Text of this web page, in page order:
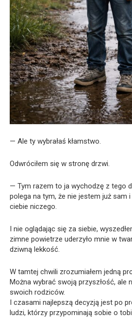
— Ale ty wybrałaś kłamstwo.
Odwróciłem się w stronę drzwi.
— Tym razem to ja wychodzę z tego
polega na tym, że nie jestem już sam
ciebie niczego.
I nie oglądając się za siebie,
zimne powietrze uderzyło mnie w
dziwną lekkość.
W tamtej chwili zrozumiałem jedną
Można wybrać swoją przyszłość, ale
swoich rodziców.
I czasami najlepszą decyzją jest po
ludzi, którzy przypominają sobie o